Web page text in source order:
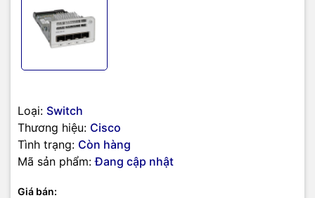
Loại: Switch
Thương hiệu: Cisco
Tình trạng: Còn hàng
Mã sản phẩm: Đang cập nhật
Giá bán:
Connectivity Technology
Form Factor
CÁC SWITCH CISCO 9200 TƯƠNG THÍCH VỚI C9200-NM-4G